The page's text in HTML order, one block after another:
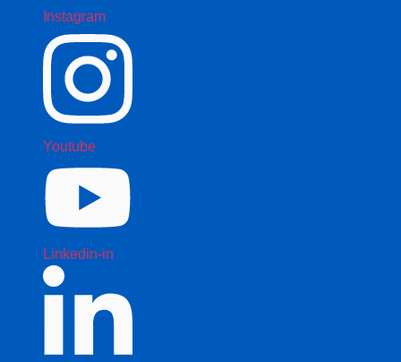
Instagram
Youtube
Linkedin-in